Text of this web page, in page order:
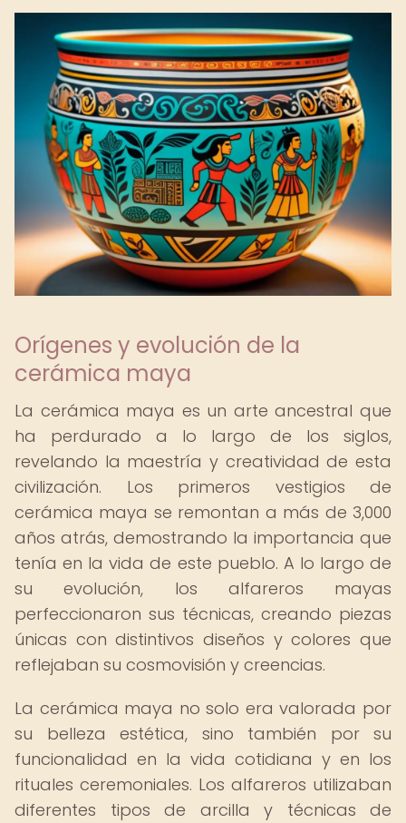
Orígenes y evolución de la
cerámica maya
La cerámica maya es un arte ancestral que
ha perdurado a lo largo de los siglos,
revelando la maestría y creatividad de esta
civilización. Los primeros vestigios de
cerámica maya se remontan a más de 3,000
años atrás, demostrando la importancia que
tenía en la vida de este pueblo. A lo largo de
su evolución, los alfareros mayas
perfeccionaron sus técnicas, creando piezas
únicas con distintivos diseños y colores que
reflejaban su cosmovisión y creencias.
La cerámica maya no solo era valorada por
su belleza estética, sino también por su
funcionalidad en la vida cotidiana y en los
rituales ceremoniales. Los alfareros utilizaban
diferentes tipos de arcilla y técnicas de